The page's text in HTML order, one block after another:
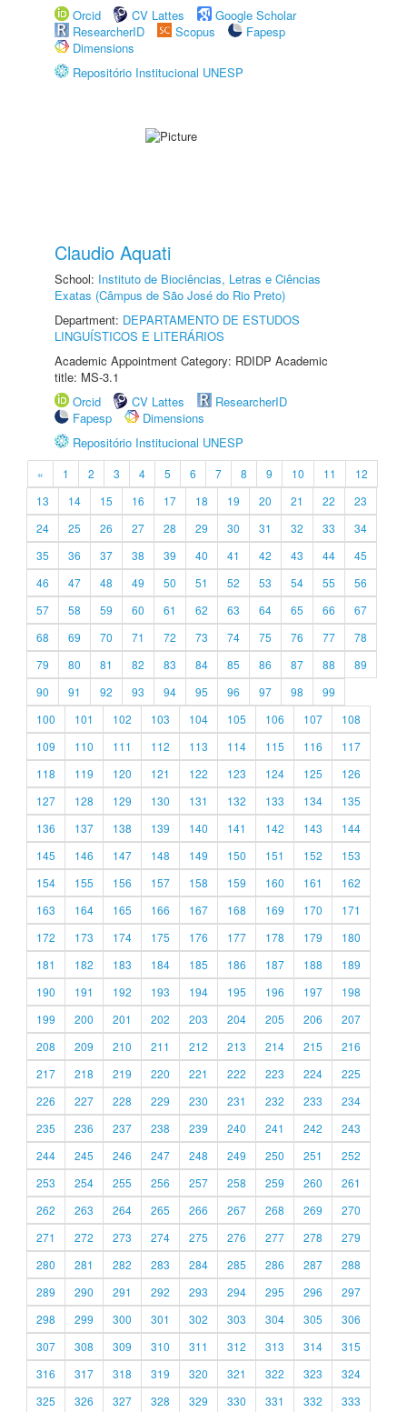
Orcid
CV Lattes
Google Scholar
ResearcherID
Scopus
Fapesp
Dimensions
Repositório Institucional UNESP
Claudio Aquati
School: Instituto de Biociências, Letras e Ciências
Exatas (Câmpus de São José do Rio Preto)
Department: DEPARTAMENTO DE ESTUDOS
LINGUÍSTICOS E LITERÁRIOS
Academic Appointment Category: RDIDP Academic
title: MS-3.1
Orcid
CV Lattes
ResearcherID
Fapesp
Dimensions
Repositório Institucional UNESP
« 1 2 3 4 5 6 7 8 9 10 11
12
13
14 15 16 17 18 19 20 21 22
23
24
25 26 27 28 29 30 31 32 33
34
35
36 37 38 39 40 41 42 43 44
45
46
47 48 49 50 51 52 53 54 55
56
57
58 59 60 61 62 63 64 65 66
67
68
69 70 71 72 73 74 75 76 77
78
79
80 81 82 83 84 85 86 87 88
89
90
91 92 93 94 95 96 97 98
99
100
101 102 103 104 105 106 107
108
109
110 111 112 113 114 115 116
117
118
119 120 121 122 123 124 125
126
127
128 129 130 131 132 133 134
135
136
137 138 139 140 141 142 143
144
145
146 147 148 149 150 151 152
153
154
155 156 157 158 159 160 161
162
163
164 165 166 167 168 169 170
171
172
173 174 175 176 177 178 179
180
181
182 183 184 185 186 187 188
189
190
191 192 193 194 195 196 197
198
199
200 201 202 203 204 205 206
207
208
209 210 211 212 213 214 215
216
217
218 219 220 221 222 223 224
225
226
227 228 229 230 231 232 233
234
235
236 237 238 239 240 241 242
243
244
245 246 247 248 249 250 251
252
253
254 255 256 257 258 259 260
261
262
263 264 265 266 267 268 269
270
271
272 273 274 275 276 277 278
279
280
281 282 283 284 285 286 287
288
289
290 291 292 293 294 295 296
297
298
299 300 301 302 303 304 305
306
307
308 309 310 311 312 313 314
315
316
317 318 319 320 321 322 323
324
325
326 327 328 329 330 331 332 333